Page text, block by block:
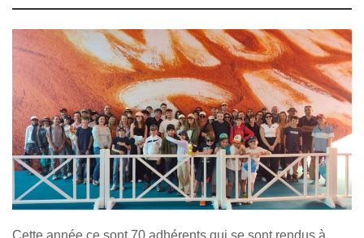
Cette année ce sont 70 adhérents qui se sont rendus à